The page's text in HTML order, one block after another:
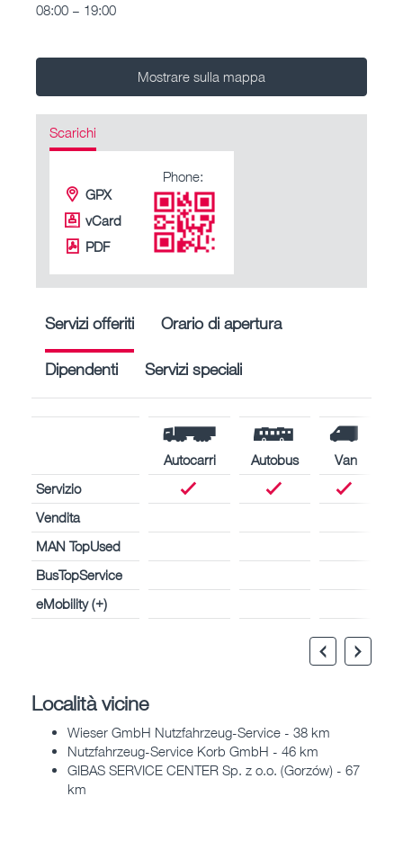
08:00 – 19:00
Mostrare sulla mappa
Scarichi
GPX
vCard
PDF
Phone:
Servizi offeriti Orario di apertura
Dipendenti Servizi speciali
Autocarri Autobus
Van
Servizio
Vendita
MAN TopUsed
BusTopService
eMobility (+)
Località vicine
Wieser GmbH Nutzfahrzeug-Service - 38 km
Nutzfahrzeug-Service Korb GmbH - 46 km
GIBAS SERVICE CENTER Sp. z o.o. (Gorzów) - 67
km